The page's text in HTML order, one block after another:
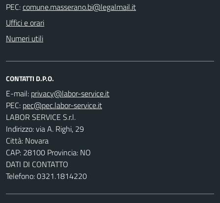
PEC:
Uffici e orari
Numeri utili
CONTATTI D.P.O.
E-mail:
PEC:
LABOR SERVICE S.r.l.
Indirizzo: via A. Righi, 29
Città: Novara
CAP: 28100 Provincia: NO
DATI DI CONTATTO
Telefono: 0321.1814220